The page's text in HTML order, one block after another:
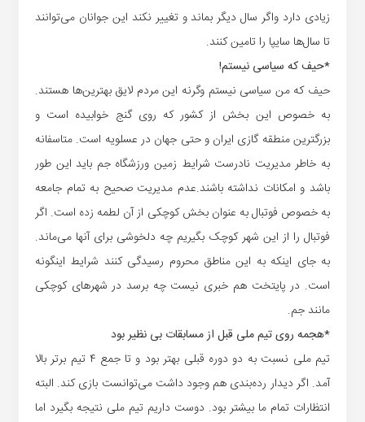
زیادی دارد واگر سال دیگر بماند و تغییر نکند این جوانان می‌توانند
تا سال‌ها سایپا را تامین کنند.
*حیف که سیاسی نیستم!
حیف که من سیاسی نیستم وگرنه این مردم لایق بهترین‌ها هستند.
به خصوص این بخش از کشور که روی گنج خوابیده است و
بزرگترین منطقه گازی ایران و حتی جهان در عسلویه است. متاسفانه
به خاطر مدیریت نادرست شرایط زمین ورزشگاه جم باید این طور
باشد و امکانات نداشته باشند.عدم مدیریت صحیح به تمام جامعه
به خصوص فوتبال به عنوان بخش کوچکی از آن لطمه زده است. اگر
فوتبال را از این شهر کوچک بگیریم چه دلخوشی برای آنها می‌ماند.
به جای اینکه به این مناطق محروم رسیدگی کنند شرایط اینگونه
است. در پایتخت هم خبری نیست چه برسد در شهرهای کوچکی
مانند جم.
*هجمه روی تیم ملی قبل از مسابقات بی نظیر بود
‌تیم ملی نسبت به دو دوره قبلی بهتر بود و تا جمع ۴ تیم برتر بالا
آمد. اگر دیدار رده‌بندی هم وجود داشت می‌توانست بازی کند. البته
انتظارات تمام ما بیشتر بود. دوست داریم تیم ملی نتیجه بگیرد اما